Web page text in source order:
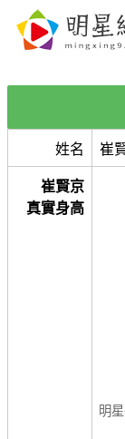
姓名 崔
崔賢京
真實身高
明